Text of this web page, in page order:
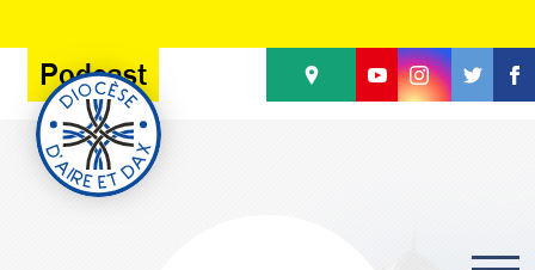
Podcast